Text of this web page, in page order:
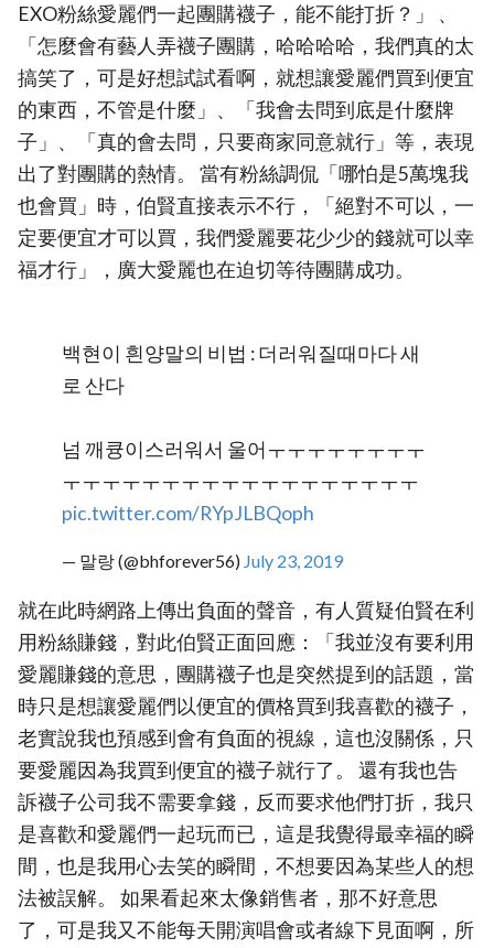
EXO粉絲愛麗們一起團購襪子，能不能打折？」 、
「怎麼會有藝人弄襪子團購，哈哈哈哈，我們真的太
搞笑了，可是好想試試看啊，就想讓愛麗們買到便宜
的東西，不管是什麼」、「我會去問到底是什麼牌
子」、「真的會去問，只要商家同意就行」等，表現
出了對團購的熱情。 當有粉絲調侃「哪怕是5萬塊我
也會買」時，伯賢直接表示不行，「絕對不可以，一
定要便宜才可以買，我們愛麗要花少少的錢就可以幸
福才行」，廣大愛麗也在迫切等待團購成功。
백현이 흰양말의 비법 : 더러워질때마다 새
로 산다
넘 깨큥이스러워서 울어ㅜㅜㅜㅜㅜㅜㅜㅜ
ㅜㅜㅜㅜㅜㅜㅜㅜㅜㅜㅜㅜㅜㅜㅜㅜㅜㅜ
pic.twitter.com/RYpJLBQoph
— 말랑 (@bhforever56) July 23, 2019
就在此時網路上傳出負面的聲音，有人質疑伯賢在利
用粉絲賺錢，對此伯賢正面回應：「我並沒有要利用
愛麗賺錢的意思，團購襪子也是突然提到的話題，當
時只是想讓愛麗們以便宜的價格買到我喜歡的襪子，
老實說我也預感到會有負面的視線，這也沒關係，只
要愛麗因為我買到便宜的襪子就行了。 還有我也告
訴襪子公司我不需要拿錢，反而要求他們打折，我只
是喜歡和愛麗們一起玩而已，這是我覺得最幸福的瞬
間，也是我用心去笑的瞬間，不想要因為某些人的想
法被誤解。 如果看起來太像銷售者，那不好意思
了，可是我又不能每天開演唱會或者線下見面啊，所